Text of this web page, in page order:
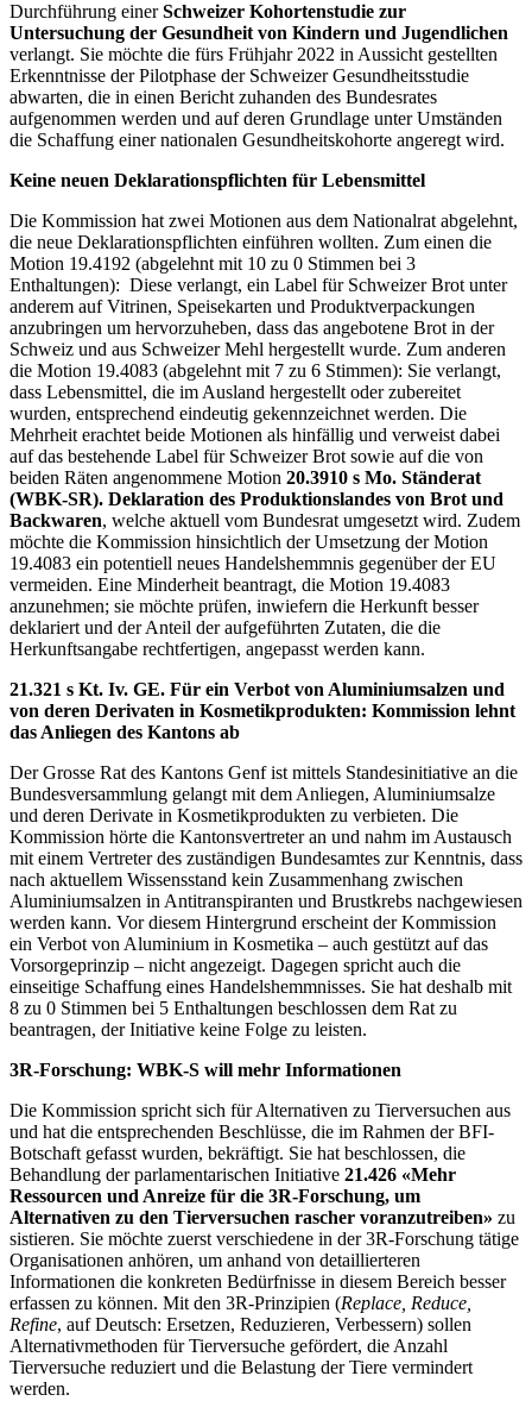
Durchführung einerSchweizer Kohortenstudie zur
Untersuchung der Gesundheit von Kindern und Jugendlichen
verlangt. Sie möchte die fürs Frühjahr 2022 in Aussicht gestellten
Erkenntnisse der Pilotphase der Schweizer Gesundheitsstudie
abwarten, die in einen Bericht zuhanden des Bundesrates
aufgenommen werden und auf deren Grundlage unter Umständen
die Schaffung einer nationalen Gesundheitskohorte angeregt wird.
Keine neuen Deklarationspflichten für Lebensmittel
Die Kommission hat zwei Motionen aus dem Nationalrat abgelehnt,
die neue Deklarationspflichten einführen wollten. Zum einen die
Motion 19.4192 (abgelehnt mit 10 zu 0 Stimmen bei 3
Enthaltungen): Diese verlangt, ein Label für Schweizer Brot unter
anderem auf Vitrinen, Speisekarten und Produktverpackungen
anzubringen um hervorzuheben, dass das angebotene Brot in der
Schweiz und aus Schweizer Mehl hergestellt wurde. Zum anderen
die Motion 19.4083 (abgelehnt mit 7 zu 6 Stimmen): Sie verlangt,
dass Lebensmittel, die im Ausland hergestellt oder zubereitet
wurden, entsprechend eindeutig gekennzeichnet werden. Die
Mehrheit erachtet beide Motionen als hinfällig und verweist dabei
auf das bestehende Label für Schweizer Brot sowie auf die von
beiden Räten angenommene Motion 20.3910 s Mo. Ständerat
(WBK-SR). Deklaration des Produktionslandes von Brot und
Backwaren, welche aktuell vom Bundesrat umgesetzt wird. Zudem
möchte die Kommission hinsichtlich der Umsetzung der Motion
19.4083 ein potentiell neues Handelshemmnis gegenüber der EU
vermeiden. Eine Minderheit beantragt, die Motion 19.4083
anzunehmen; sie möchte prüfen, inwiefern die Herkunft besser
deklariert und der Anteil der aufgeführten Zutaten, die die
Herkunftsangabe rechtfertigen, angepasst werden kann.
21.321 s Kt. Iv. GE. Für ein Verbot von Aluminiumsalzen und
von deren Derivaten in Kosmetikprodukten: Kommission lehnt
das Anliegen des Kantons ab
Der Grosse Rat des Kantons Genf ist mittels Standesinitiative an die
Bundesversammlung gelangt mit dem Anliegen, Aluminiumsalze
und deren Derivate in Kosmetikprodukten zu verbieten. Die
Kommission hörte die Kantonsvertreter an und nahm im Austausch
mit einem Vertreter des zuständigen Bundesamtes zur Kenntnis, dass
nach aktuellem Wissensstand kein Zusammenhang zwischen
Aluminiumsalzen in Antitranspiranten und Brustkrebs nachgewiesen
werden kann. Vor diesem Hintergrund erscheint der Kommission
ein Verbot von Aluminium in Kosmetika – auch gestützt auf das
Vorsorgeprinzip – nicht angezeigt. Dagegen spricht auch die
einseitige Schaffung eines Handelshemmnisses. Sie hat deshalb mit
8 zu 0 Stimmen bei 5 Enthaltungen beschlossen dem Rat zu
beantragen, der Initiative keine Folge zu leisten.
3R-Forschung: WBK-S will mehr Informationen
Die Kommission spricht sich für Alternativen zu Tierversuchen aus
und hat die entsprechenden Beschlüsse, die im Rahmen der BFI-
Botschaft gefasst wurden, bekräftigt. Sie hat beschlossen, die
Behandlung der parlamentarischen Initiative 21.426 «Mehr
Ressourcen und Anreize für die 3R-Forschung, um
Alternativen zu den Tierversuchen rascher voranzutreiben» zu
sistieren. Sie möchte zuerst verschiedene in der 3R-Forschung tätige
Organisationen anhören, um anhand von detaillierteren
Informationen die konkreten Bedürfnisse in diesem Bereich besser
erfassen zu können. Mit den 3R-Prinzipien (Replace, Reduce,
Refine, auf Deutsch: Ersetzen, Reduzieren, Verbessern) sollen
Alternativmethoden für Tierversuche gefördert, die Anzahl
Tierversuche reduziert und die Belastung der Tiere vermindert
werden.